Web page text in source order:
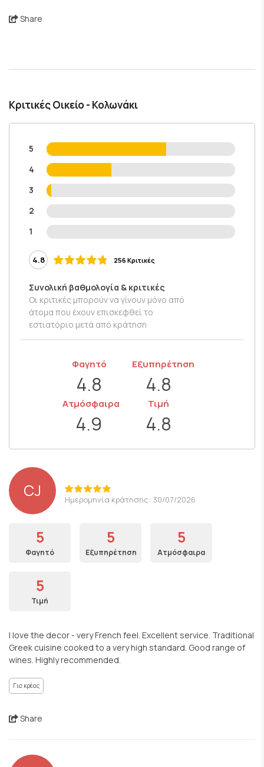
Share
Κριτικές Οικείο - Κολωνάκι
5
4
3
2
1
4.8 256 Κριτικές
Συνολική βαθμολογία & κριτικές
Οι κριτικές μπορούν να γίνουν μόνο από
άτομα που έχουν επισκεφθεί το
εστιατόριο μετά από κράτηση
Φαγητό
4.8
Εξυπηρέτηση
4.8
Ατμόσφαιρα
4.9
Τιμή
4.8
CJ Ημερομηνία κράτησης: 30/07/2026
5
Φαγητό
5
Εξυπηρέτηση
5
Ατμόσφαιρα
5
Τιμή
I love the decor - very French feel. Excellent service. Traditional
Greek cuisine cooked to a very high standard. Good range of
wines. Highly recommended.
Για κρέας
Share